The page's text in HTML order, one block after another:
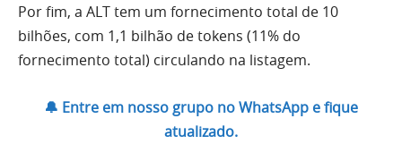
Por fim, a ALT tem um fornecimento total de 10
bilhões, com 1,1 bilhão de tokens (11% do
fornecimento total) circulando na listagem.
🔔 Entre em nosso grupo no WhatsApp e fique
atualizado.